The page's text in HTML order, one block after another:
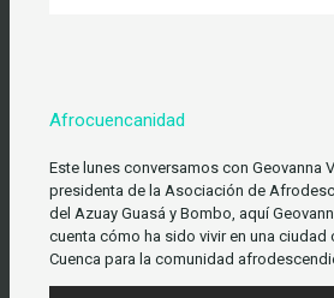
Afrocuencanidad
Este lunes conversamos con Geovanna
presidenta de la Asociación de
del Azuay Guasá y Bombo, aquí
cuenta cómo ha sido vivir en una ciudad
Cuenca para la comunidad